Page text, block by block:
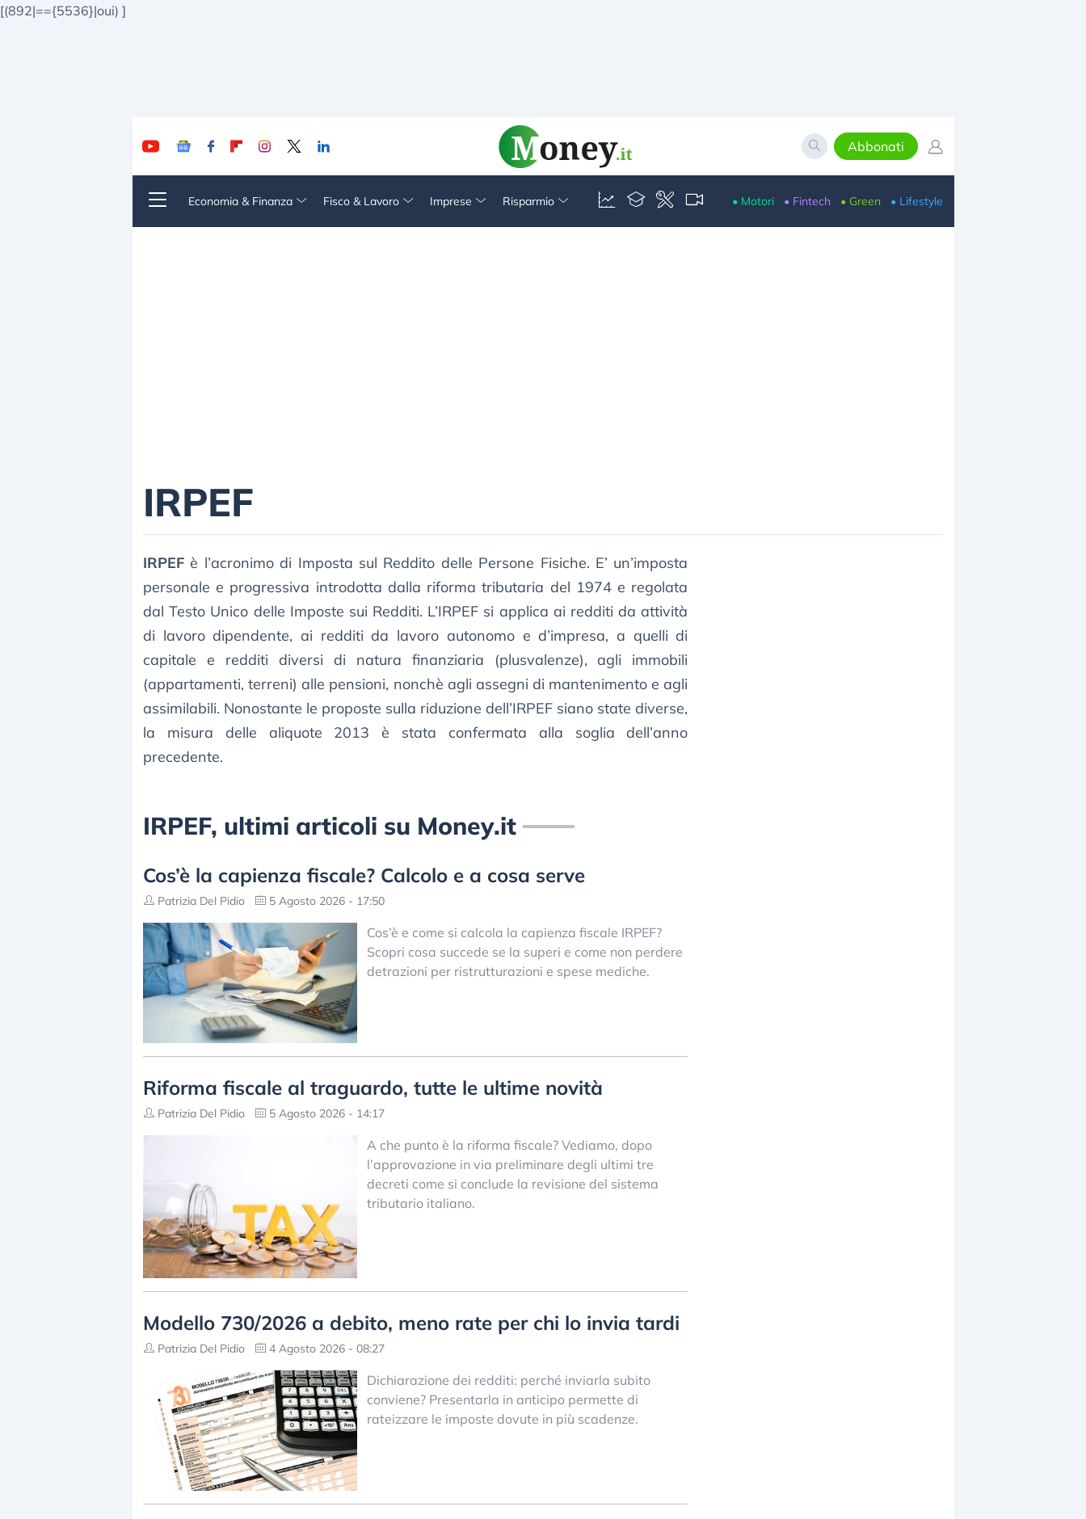
[(892|=={5536}|oui) ]
Abbonati
Economia & Finanza Fisco & Lavoro Imprese Risparmio • Motori • Fintech • Green • Lifestyle
IRPEF
IRPEF è l’acronimo di Imposta sul Reddito delle Persone Fisiche. E’ un’imposta
personale e progressiva introdotta dalla riforma tributaria del 1974 e regolata
dal Testo Unico delle Imposte sui Redditi. L’IRPEF si applica ai redditi da attività
di lavoro dipendente, ai redditi da lavoro autonomo e d’impresa, a quelli di
capitale e redditi diversi di natura finanziaria (plusvalenze), agli immobili
(appartamenti, terreni) alle pensioni, nonchè agli assegni di mantenimento e agli
assimilabili. Nonostante le proposte sulla riduzione dell’IRPEF siano state diverse,
la misura delle aliquote 2013 è stata confermata alla soglia dell’anno
precedente.
IRPEF, ultimi articoli su Money.it
Cos’è la capienza fiscale? Calcolo e a cosa serve
Patrizia Del Pidio 5 Agosto 2026 - 17:50
Cos’è e come si calcola la capienza fiscale IRPEF?
Scopri cosa succede se la superi e come non perdere
detrazioni per ristrutturazioni e spese mediche.
Riforma fiscale al traguardo, tutte le ultime novità
Patrizia Del Pidio 5 Agosto 2026 - 14:17
A che punto è la riforma fiscale? Vediamo, dopo
l’approvazione in via preliminare degli ultimi tre
decreti come si conclude la revisione del sistema
tributario italiano.
Modello 730/2026 a debito, meno rate per chi lo invia tardi
Patrizia Del Pidio 4 Agosto 2026 - 08:27
Dichiarazione dei redditi: perché inviarla subito
conviene? Presentarla in anticipo permette di
rateizzare le imposte dovute in più scadenze.